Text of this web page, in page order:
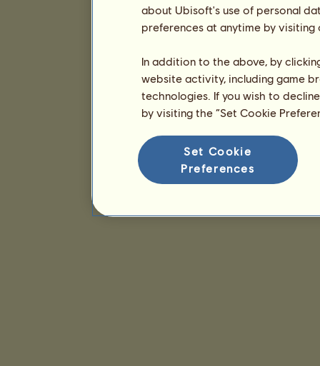
about Ubisoft's use of personal
preferences at anytime by
In addition to the above, by
website activity, including game
technologies. If you wish to
by visiting the “Set Cookie
Set Cookie
Preferences